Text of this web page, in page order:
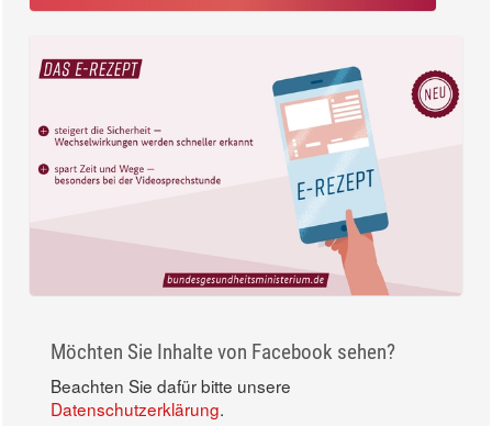
Möchten Sie Inhalte von Facebook sehen?
Beachten Sie dafür bitte unsere
Datenschutzerklärung.